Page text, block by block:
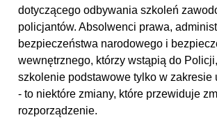
dotyczącego odbywania szkoleń
policjantów. Absolwenci prawa,
bezpieczeństwa narodowego i
wewnętrznego, którzy wstąpią do
szkolenie podstawowe tylko w zakresie
- to niektóre zmiany, które przewiduje
rozporządzenie.